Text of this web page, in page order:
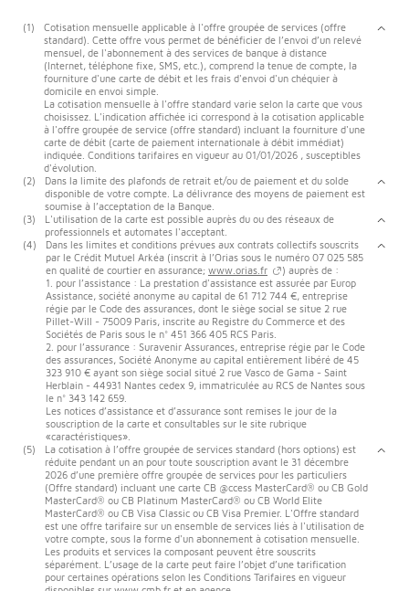
(1)
Cotisation mensuelle applicable à l'offre groupée de services (offre
standard). Cette offre vous permet de bénéficier de l’envoi d’un relevé
mensuel, de l'abonnement à des services de banque à distance
(Internet, téléphone fixe, SMS, etc.), comprend la tenue de compte, la
fourniture d'une carte de débit et les frais d'envoi d'un chéquier à
domicile en envoi simple.
La cotisation mensuelle à l'offre standard varie selon la carte que vous
choisissez. L'indication affichée ici correspond à la cotisation applicable
à l'offre groupée de service (offre standard) incluant la fourniture d'une
carte de débit (carte de paiement internationale à débit immédiat)
indiquée. Conditions tarifaires en vigueur au 01/01/2026 , susceptibles
d'évolution.
(2)
Dans la limite des plafonds de retrait et/ou de paiement et du solde
disponible de votre compte. La délivrance des moyens de paiement est
soumise à l’acceptation de la Banque.
(3)
L'utilisation de la carte est possible auprès du ou des réseaux de
professionnels et automates l'acceptant.
(4)
Dans les limites et conditions prévues aux contrats collectifs souscrits
par le Crédit Mutuel Arkéa (inscrit à l’Orias sous le numéro 07 025 585
en qualité de courtier en assurance; www.orias.fr
) auprès de :
1. pour l’assistance : La prestation d'assistance est assurée par Europ
Assistance, société anonyme au capital de 61 712 744 €, entreprise
régie par le Code des assurances, dont le siège social se situe 2 rue
Pillet-Will - 75009 Paris, inscrite au Registre du Commerce et des
Sociétés de Paris sous le n° 451 366 405 RCS Paris.
2. pour l’assurance : Suravenir Assurances, entreprise régie par le Code
des assurances, Société Anonyme au capital entièrement libéré de 45
323 910 € ayant son siège social situé 2 rue Vasco de Gama - Saint
Herblain - 44931 Nantes cedex 9, immatriculée au RCS de Nantes sous
le n° 343 142 659.
Les notices d’assistance et d’assurance sont remises le jour de la
souscription de la carte et consultables sur le site rubrique
«caractéristiques».
(5)
La cotisation à l’offre groupée de services standard (hors options) est
réduite pendant un an pour toute souscription avant le 31 décembre
2026 d’une première offre groupée de services pour les particuliers
(Offre standard) incluant une carte CB @ccess MasterCard® ou CB Gold
MasterCard® ou CB Platinum MasterCard® ou CB World Elite
MasterCard® ou CB Visa Classic ou CB Visa Premier. L'Offre standard
est une offre tarifaire sur un ensemble de services liés à l'utilisation de
votre compte, sous la forme d'un abonnement à cotisation mensuelle.
Les produits et services la composant peuvent être souscrits
séparément. L’usage de la carte peut faire l’objet d’une tarification
pour certaines opérations selon les Conditions Tarifaires en vigueur